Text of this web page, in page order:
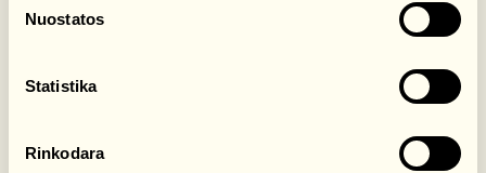
Nuostatos
Statistika
Rinkodara
Trakų g. 10